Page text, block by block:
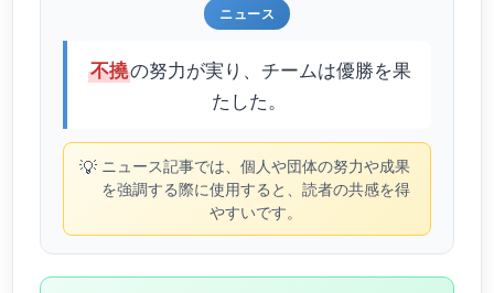
ニュース
不撓の努力が実り、チームは優勝を果
たした。
💡 ニュース記事では、個人や団体の努力や成果
を強調する際に使用すると、読者の共感を得
やすいです。